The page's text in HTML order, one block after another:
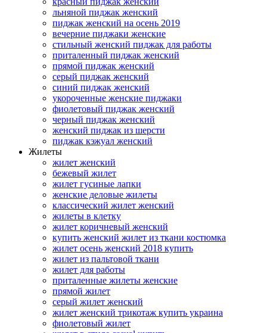
льняной пиджак женский
пиджак женский на осень 2019
вечерние пиджаки женские
стильный женский пиджак для работы
приталенный пиджак женский
прямой пиджак женский
серый пиджак женский
синий пиджак женский
укороченные женские пиджаки
фиолетовый пиджак женский
черный пиджак женский
женский пиджак из шерсти
пиджак кэжуал женский
Жилеты
жилет женский
бежевый жилет
жилет гусиные лапки
женские деловые жилеты
классический жилет женский
жилеты в клетку
жилет коричневый женский
купить женский жилет из ткани костюмка
жилет осень женский 2018 купить
жилет из пальтовой ткани
жилет для работы
приталенные жилеты женские
прямой жилет
серый жилет женский
жилет женский трикотаж купить украина
фиолетовый жилет